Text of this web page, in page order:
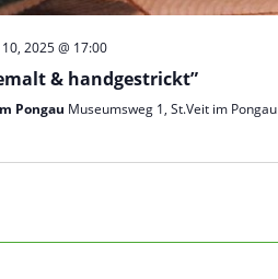
2025 @ 17:00
& handgestrickt”
Pongau Museumsweg 1, St.Veit im Pongau